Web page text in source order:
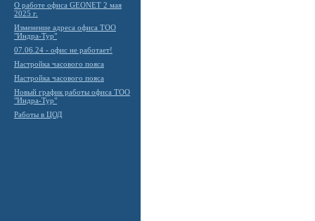
О работе офиса GEONET 2 мая
2025 г.
Изменение адреса офиса ТОО
"Индра-Тур"
07.06.24 - офис не работает!
Настройка часового пояса
Настройка часового пояса
Новый график работы офиса ТОО
"Индра-Тур"
Работы в ЦОД